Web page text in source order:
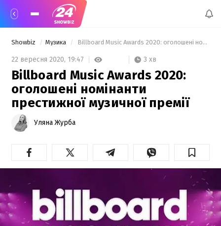
Showbiz Музика Billboard Music Awards 2020: оголошені номінанти престижної музичної премії
22 вересня 2020, 19:47 3 хв
Billboard Music Awards 2020:
оголошені номінанти
престижної музичної премії
Уляна Журба